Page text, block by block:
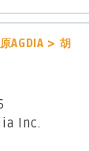
AGDIA > 胡
Inc.